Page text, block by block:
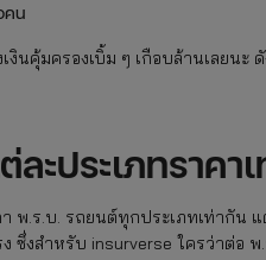
คน
นคุ้มครองเบิ้ม ๆ เกือบล้านเลยนะ
ประเภทราคาเ
พ.ร.บ. รถยนต์ทุกประเภทเท่ากัน
ซึ่งสำหรับ insurverse ใครว่าต่อ